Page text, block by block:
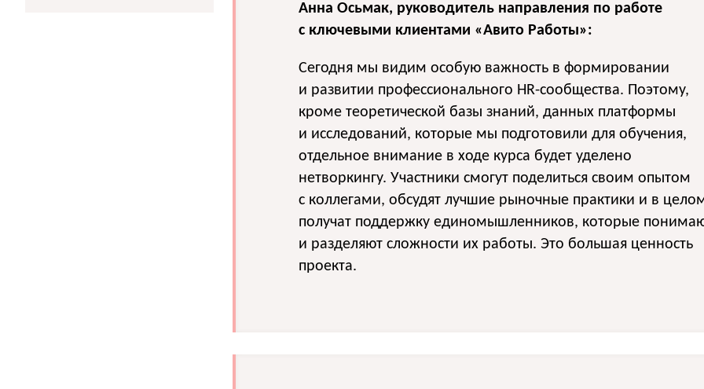
Анна Осьмак, руководитель направления по работе
с ключевыми клиентами «Авито Работы»:
Сегодня мы видим особую важность в формировании
и развитии профессионального HR-сообщества. Поэтому,
кроме теоретической базы знаний, данных платформы
и исследований, которые мы подготовили для обучения,
отдельное внимание в ходе курса будет уделено
нетворкингу. Участники смогут поделиться своим опытом
с коллегами, обсудят лучшие рыночные практики и в
получат поддержку единомышленников, которые
и разделяют сложности их работы. Это большая ценность
проекта.